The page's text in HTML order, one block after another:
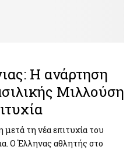
Η ανάρτηση
Μιλλούση
τη νέα επιτυχία του
Ο Έλληνας αθλητής στο